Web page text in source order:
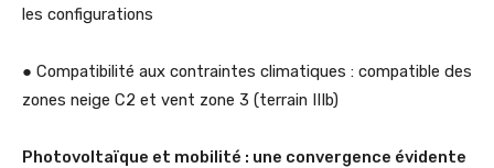
les configurations
● Compatibilité aux contraintes climatiques : compatible des
zones neige C2 et vent zone 3 (terrain IIIb)
Photovoltaïque et mobilité : une convergence évidente